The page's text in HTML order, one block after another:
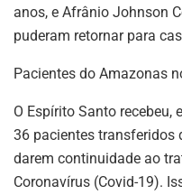
anos, e Afrânio Johnson
puderam retornar para
Pacientes do Amazonas
O Espírito Santo recebeu,
36 pacientes transferidos
darem continuidade ao
Coronavírus (Covid-19).